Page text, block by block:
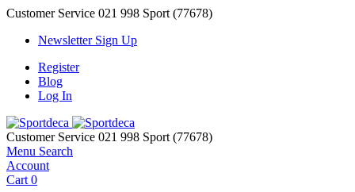
Customer Service 021 998 Sport (77678)
Newsletter Sign Up
Register
Blog
Log In
Customer Service 021 998 Sport (77678)
Menu Search
Account
Cart 0